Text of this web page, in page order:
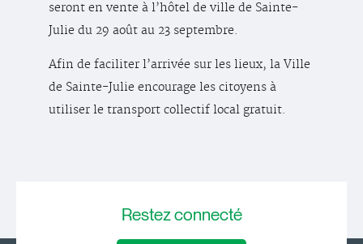
seront en vente à l’hôtel de ville de Sainte-
Julie du 29 août au 23 septembre.
Afin de faciliter l’arrivée sur les lieux, la Ville
de Sainte-Julie encourage les citoyens à
utiliser le transport collectif local gratuit.
Restezconnecté